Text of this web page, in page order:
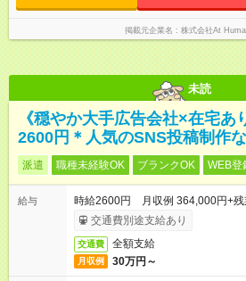
時間 15時間／月
掲載元企業名 株式会社At
未読
《穏やか大手広告会社×在宅あ
2600円＊人気のSNS投稿制作な
派遣 職種未経験OK ブランクOK WEB登
給与
時給2600円 月収例 364,000円+残
交通費別途支給あり
交通費 全額支給
月収例 30万円～